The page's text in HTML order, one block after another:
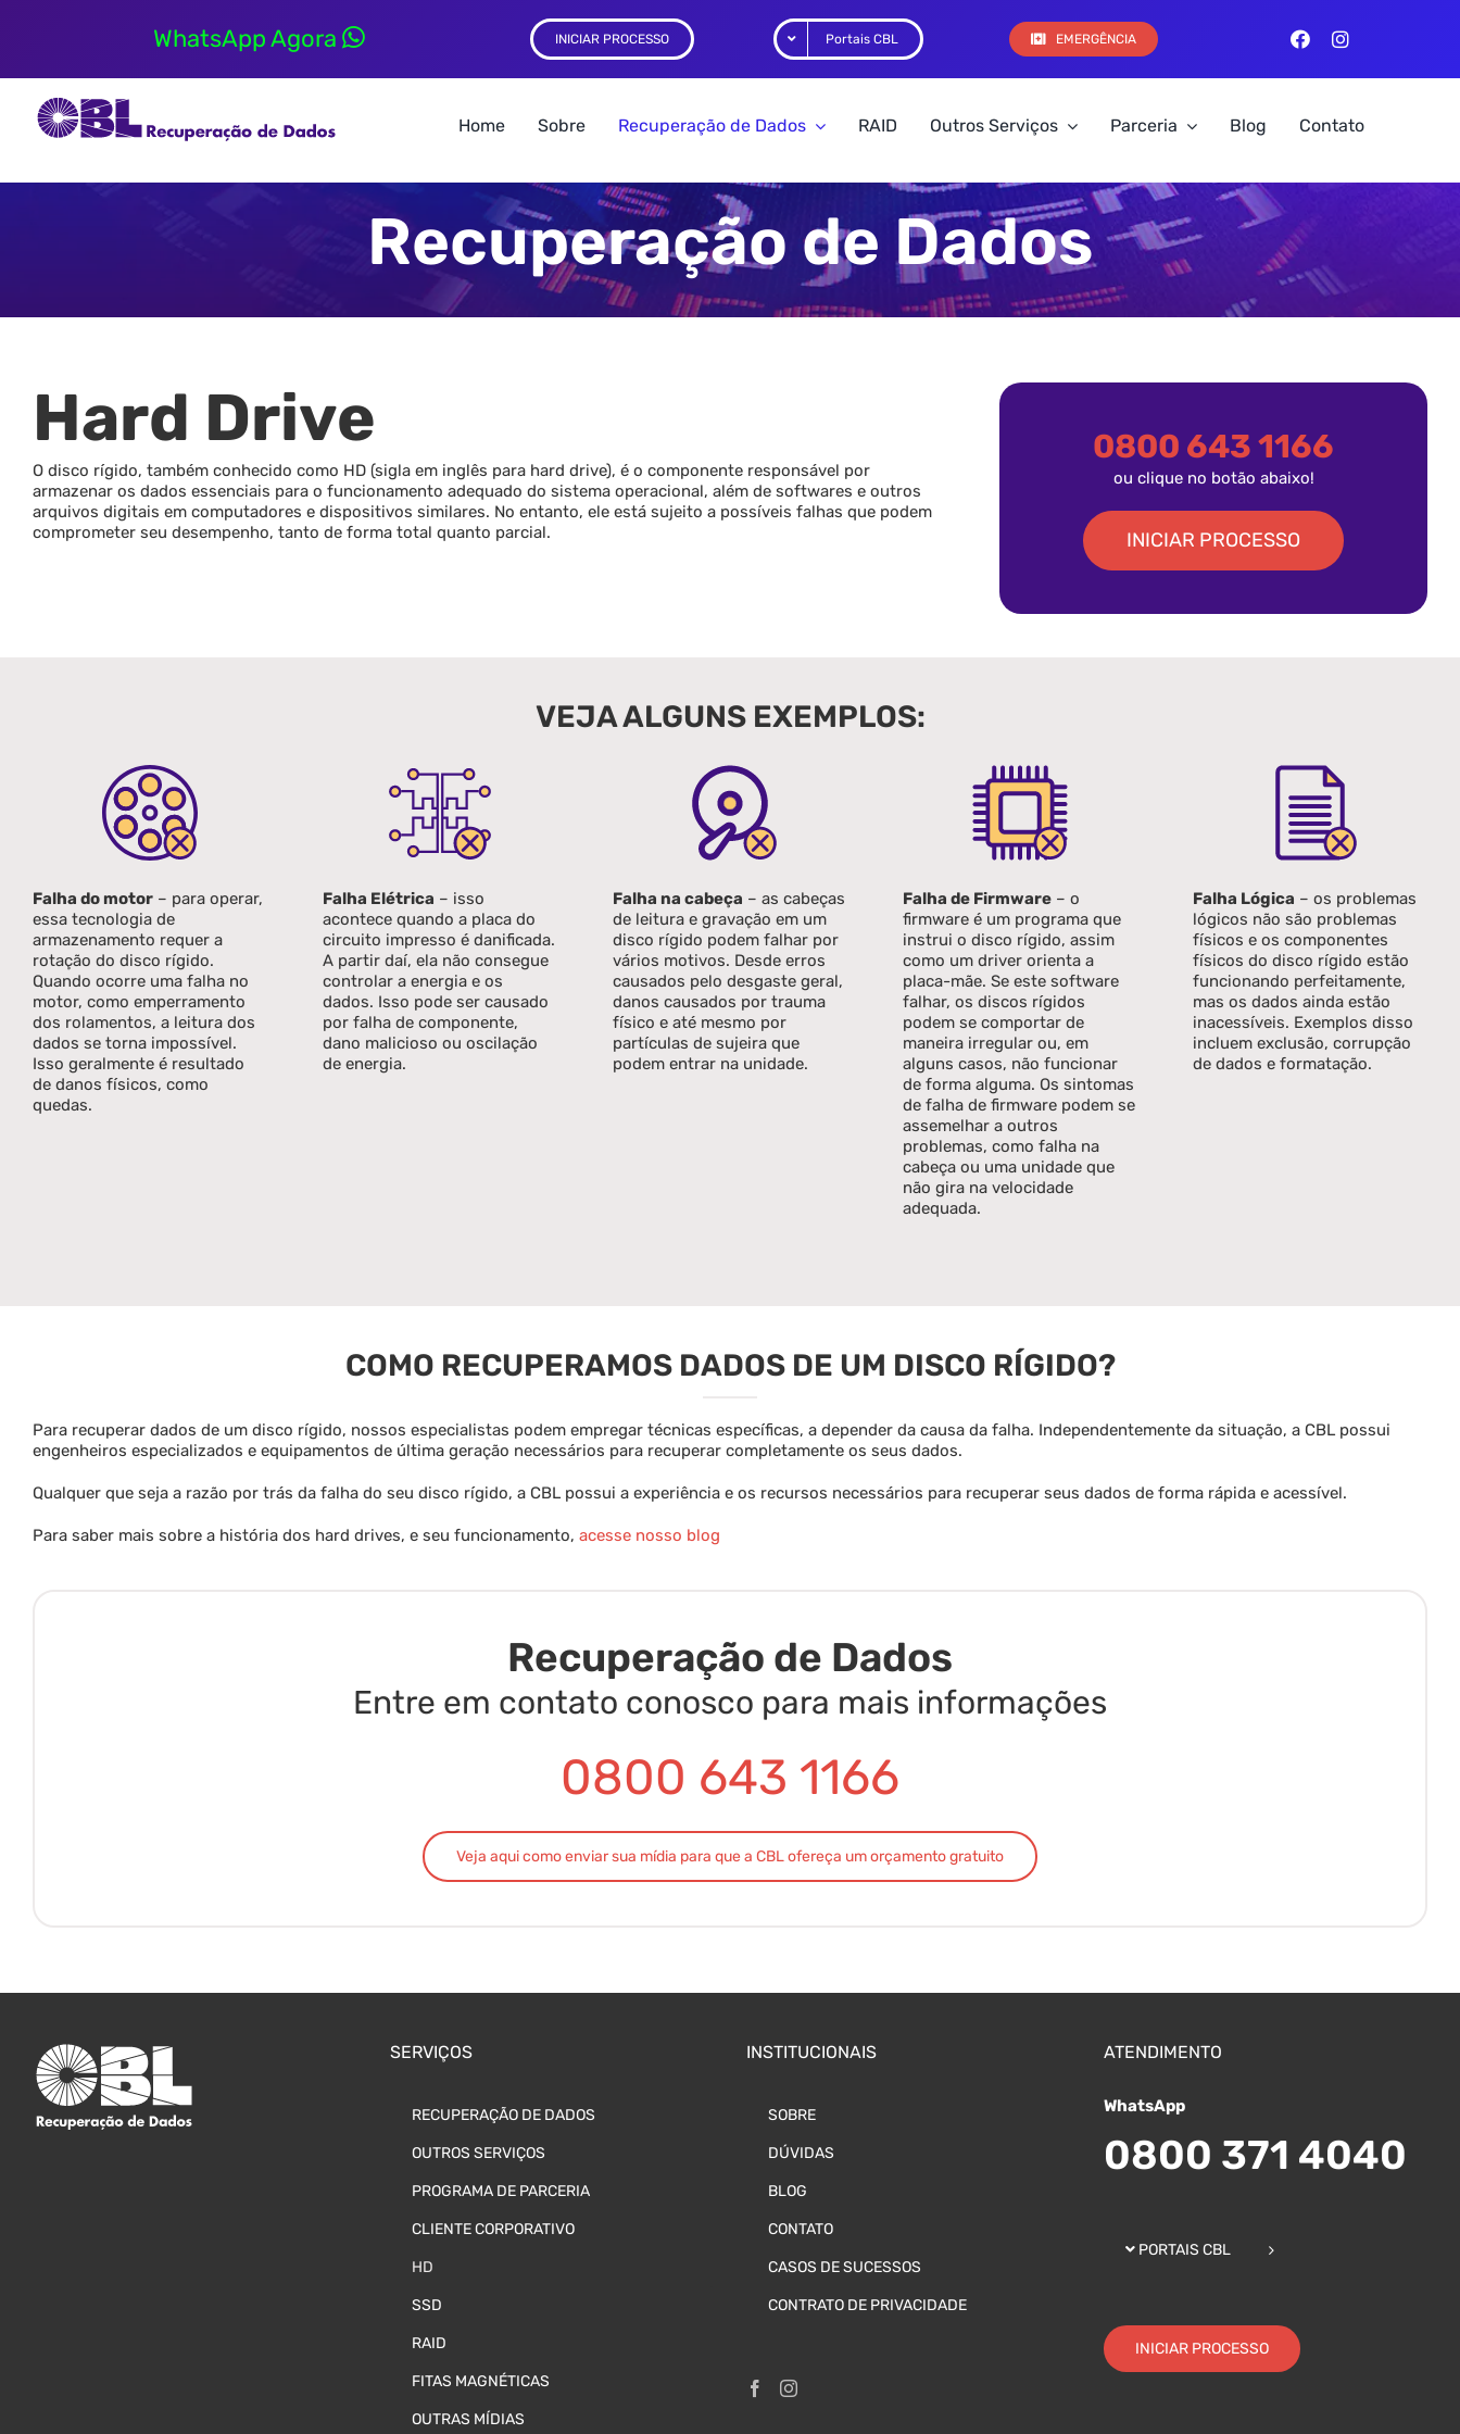
WhatsApp Agora INICIAR PROCESSO Portais CBL EMERGÊNCIA
Home Sobre Recuperação de Dados RAID Outros Serviços Parceria Blog Contato
Recuperação de Dados
Hard Drive
O disco rígido, também conhecido como HD (sigla em inglês para hard drive), é o componente responsável por
armazenar os dados essenciais para o funcionamento adequado do sistema operacional, além de softwares e outros
arquivos digitais em computadores e dispositivos similares. No entanto, ele está sujeito a possíveis falhas que podem
comprometer seu desempenho, tanto de forma total quanto parcial.
0800 643 1166
ou clique no botão abaixo!
INICIAR PROCESSO
VEJA ALGUNS EXEMPLOS:
Falha do motor– para operar,
essa tecnologia de
armazenamento requer a
rotação do disco rígido.
Quando ocorre uma falha no
motor, como emperramento
dos rolamentos, a leitura dos
dados se torna impossível.
Isso geralmente é resultado
de danos físicos, como
quedas.
Falha Elétrica – isso
acontece quando a placa do
circuito impresso é danificada.
A partir daí, ela não consegue
controlar a energia e os
dados. Isso pode ser causado
por falha de componente,
dano malicioso ou oscilação
de energia.
Falha na cabeça – as cabeças
de leitura e gravação em um
disco rígido podem falhar por
vários motivos. Desde erros
causados pelo desgaste geral,
danos causados ​​por trauma
físico e até mesmo por
partículas de sujeira que
podem entrar na unidade.
Falha de Firmware – o
firmware é um programa que
instrui o disco rígido, assim
como um driver orienta a
placa-mãe. Se este software
falhar, os discos rígidos
podem se comportar de
maneira irregular ou, em
alguns casos, não funcionar
de forma alguma. Os sintomas
de falha de firmware podem se
assemelhar a outros
problemas, como falha na
cabeça ou uma unidade que
não gira na velocidade
adequada.
Falha Lógica – os problemas
lógicos não são problemas
físicos e os componentes
físicos do disco rígido estão
funcionando perfeitamente,
mas os dados ainda estão
inacessíveis. Exemplos disso
incluem exclusão, corrupção
de dados e formatação.
COMO RECUPERAMOS DADOS DE UM DISCO RÍGIDO?
Para recuperar dados de um disco rígido, nossos especialistas podem empregar técnicas específicas, a depender da causa da falha. Independentemente da situação, a CBL possui
engenheiros especializados e equipamentos de última geração necessários para recuperar completamente os seus dados.
Qualquer que seja a razão por trás da falha do seu disco rígido, a CBL possui a experiência e os recursos necessários para recuperar seus dados de forma rápida e acessível.
Para saber mais sobre a história dos hard drives, e seu funcionamento, acesse nosso blog
Recuperação de Dados
Entre em contato conosco para mais informações
0800 643 1166
Veja aqui como enviar sua mídia para que a CBL ofereça um orçamento gratuito
SERVIÇOS
RECUPERAÇÃO DE DADOS
OUTROS SERVIÇOS
PROGRAMA DE PARCERIA
CLIENTE CORPORATIVO
HD
SSD
RAID
FITAS MAGNÉTICAS
OUTRAS MÍDIAS
INSTITUCIONAIS
SOBRE
DÚVIDAS
BLOG
CONTATO
CASOS DE SUCESSOS
CONTRATO DE PRIVACIDADE
ATENDIMENTO
WhatsApp
0800 371 4040
PORTAIS CBL
INICIAR PROCESSO